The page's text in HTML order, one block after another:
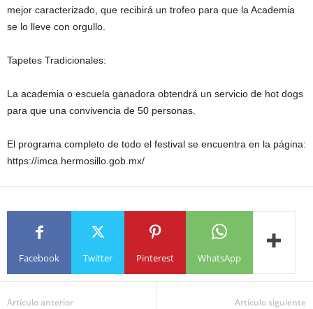
mejor caracterizado, que recibirá un trofeo para que la Academia
se lo lleve con orgullo.
Tapetes Tradicionales:
La academia o escuela ganadora obtendrá un servicio de hot dogs
para que una convivencia de 50 personas.
El programa completo de todo el festival se encuentra en la página:
https://imca.hermosillo.gob.mx/
Facebook Twitter Pinterest WhatsApp
Artículo anterior Artículo siguiente